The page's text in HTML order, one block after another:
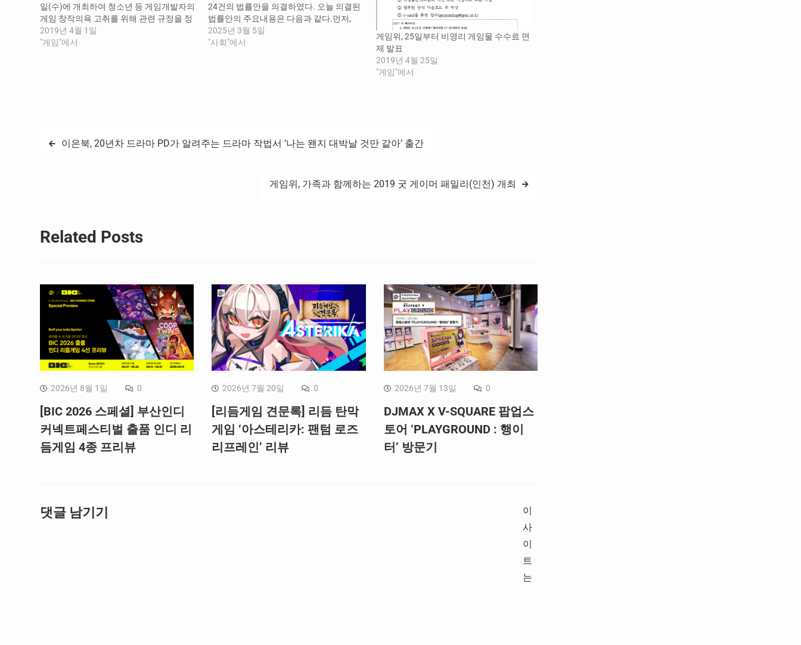
일(수)에 개최하여 청소년 등 게임개발자의
게임 창작의욕 고취를 위해 관련 규정을 정
비하였고, 관보게재 등 후속절차를 완비하
여 조속히 시행하기로 하였다. 이날 회의
2019년 4월 1일
"게임"에서
24건의 법률안을 의결하였다. 오늘 의결된
법률안의 주요내용은 다음과 같다.먼저,
「치유관광산업 육성에 관한 법률안(대
안)」은 치유관광, 치유관광자원, 치유관광
2025년 3월 5일
"사회"에서
게임위, 25일부터 비영리 게임물 수수료 면
제 발표
2019년 4월 25일
"게임"에서
글 이은북, 20년차 드라마 PD가 알려주는 드라마 작법서 ‘나는 왠지 대박날 것만 같아’ 출간
게임위, 가족과 함께하는 2019 굿 게이머 패밀리(인천) 개최
Related Posts
2026년 8월 1일 0
[BIC 2026 스페셜] 부산인디
커넥트페스티벌 출품 인디 리
듬게임 4종 프리뷰
2026년 7월 20일 0
[리듬게임 견문록] 리듬 탄막
게임 ‘아스테리카: 팬텀 로즈
리프레인’ 리뷰
2026년 7월 13일 0
DJMAX X V-SQUARE 팝업스
토어 ‘PLAYGROUND : 행이
터’ 방문기
댓글 남기기
이
사
이
트
는